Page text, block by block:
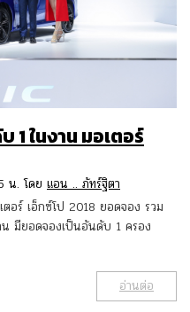
ในงาน มอเตอร์
น. โดย แอน .. ภัทร์ฐิตา
อร์ เอ็กซ์โป 2018 ยอดจอง รวม
มียอดจองเป็นอันดับ 1 ครอง
อ่านต่อ